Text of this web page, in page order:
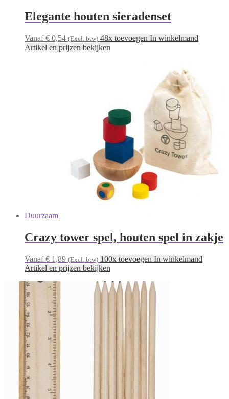
Elegante houten sieradenset
Vanaf € 0,54 (Excl. btw) 48x toevoegen In winkelmand
Artikel en prijzen bekijken
Duurzaam
Crazy tower spel, houten spel in zakje
Vanaf € 1,89 (Excl. btw) 100x toevoegen In winkelmand
Artikel en prijzen bekijken